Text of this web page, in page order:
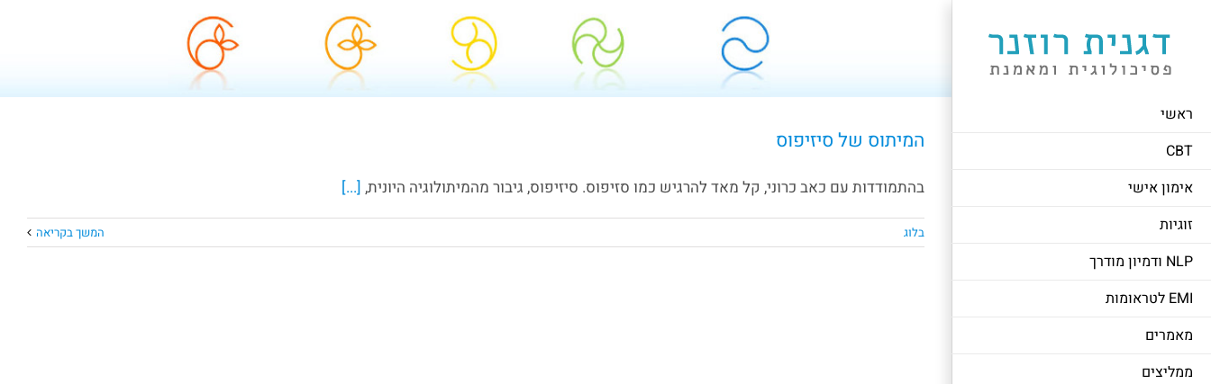
ראשי
CBT
אימון אישי
זוגיות
NLP ודמיון מודרך
EMI לטראומות
מאמרים
ממליצים
המיתוס של סיזיפוס
בהתמודדות עם כאב כרוני, קל מאד להרגיש כמו סזיפוס. סיזיפוס, גיבור מהמיתולוגיה היונית, [...]
בלוג המשך בקריאה